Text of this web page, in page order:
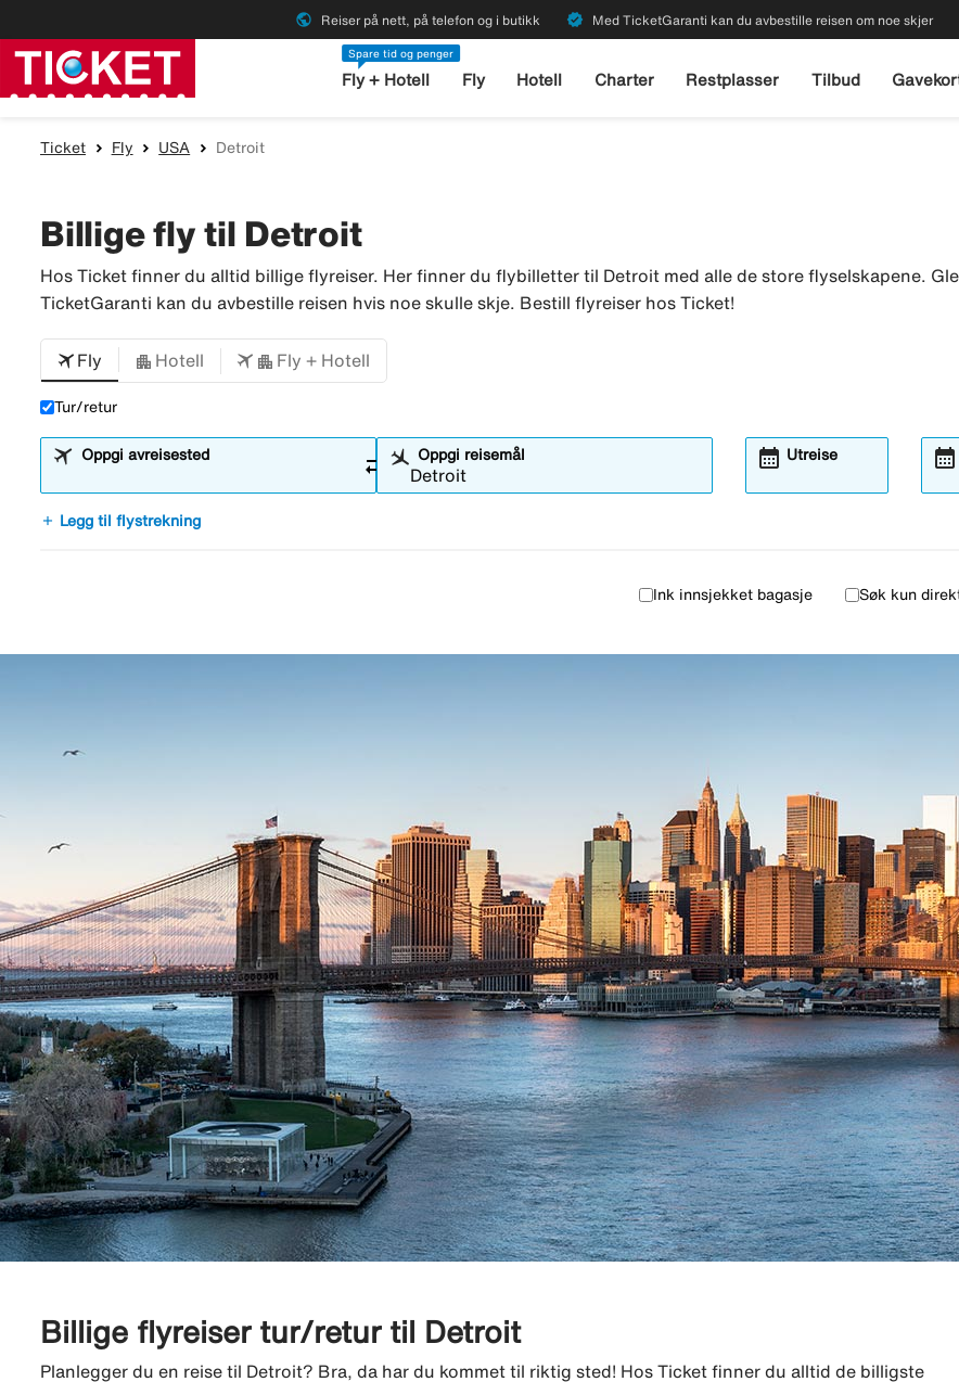
public Reiser på nett, på telefon og i butikk verified Med TicketGaranti kan du avbestille reisen om noe skjer
Spare tid og penger
Fly + Hotell Fly Hotell Charter Restplasser Tilbud
Ticket Fly USA Detroit
Billige fly til Detroit
Hos Ticket finner du alltid billige flyreiser. Her finner du flybilletter til Detroit med alle de store flyselskapene.
TicketGaranti kan du avbestille reisen hvis noe skulle skje. Bestill flyreiser hos Ticket!
Fly Hotell Fly + Hotell
Tur/retur
Oppgi avreisested sync_alt Oppgi reisemål Utreise
calendar_month calendar_month
add Legg til flystrekning
Ink innsjekket bagasje Søk kun
Billige flyreiser tur/retur til Detroit
Planlegger du en reise til Detroit? Bra, da har du kommet til riktig sted! Hos Ticket finner du alltid de billigste